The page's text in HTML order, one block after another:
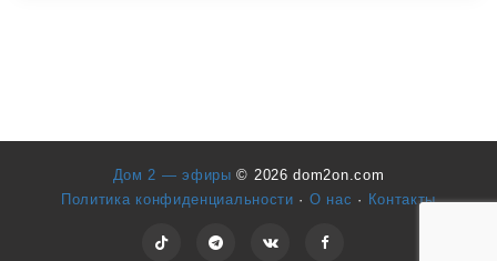
Дом 2 — эфиры© 2026 dom2on.com
Политика конфиденциальности · О нас · Контакты